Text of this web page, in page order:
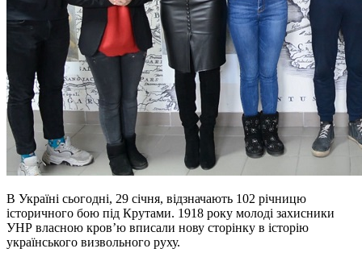
В Україні сьогодні, 29 січня, відзначають 102 річницю
історичного бою під Крутами. 1918 року молоді захисники
УНР власною кров’ю вписали нову сторінку в історію
українського визвольного руху.